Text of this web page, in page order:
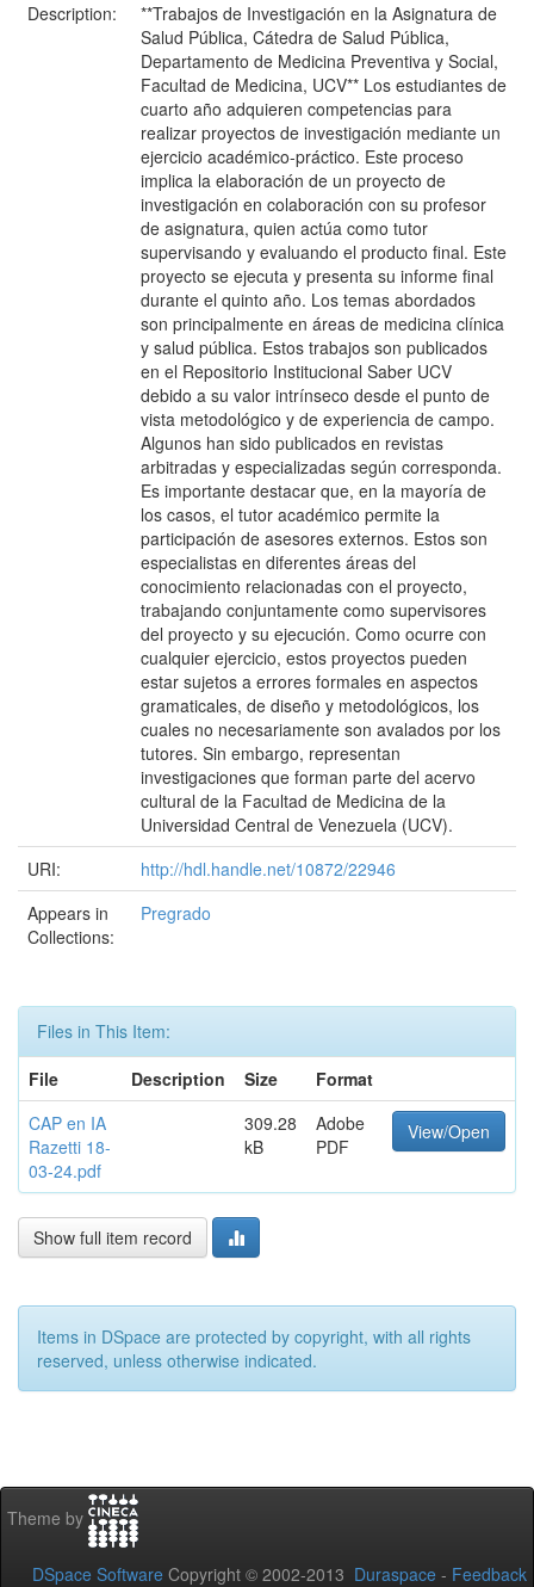
Description:
**Trabajos de Investigación en la Asignatura de
Salud Pública, Cátedra de Salud Pública,
Departamento de Medicina Preventiva y Social,
Facultad de Medicina, UCV** Los estudiantes de
cuarto año adquieren competencias para
realizar proyectos de investigación mediante un
ejercicio académico-práctico. Este proceso
implica la elaboración de un proyecto de
investigación en colaboración con su profesor
de asignatura, quien actúa como tutor
supervisando y evaluando el producto final. Este
proyecto se ejecuta y presenta su informe final
durante el quinto año. Los temas abordados
son principalmente en áreas de medicina clínica
y salud pública. Estos trabajos son publicados
en el Repositorio Institucional Saber UCV
debido a su valor intrínseco desde el punto de
vista metodológico y de experiencia de campo.
Algunos han sido publicados en revistas
arbitradas y especializadas según corresponda.
Es importante destacar que, en la mayoría de
los casos, el tutor académico permite la
participación de asesores externos. Estos son
especialistas en diferentes áreas del
conocimiento relacionadas con el proyecto,
trabajando conjuntamente como supervisores
del proyecto y su ejecución. Como ocurre con
cualquier ejercicio, estos proyectos pueden
estar sujetos a errores formales en aspectos
gramaticales, de diseño y metodológicos, los
cuales no necesariamente son avalados por los
tutores. Sin embargo, representan
investigaciones que forman parte del acervo
cultural de la Facultad de Medicina de la
Universidad Central de Venezuela (UCV).
URI:
http://hdl.handle.net/10872/22946
Appears in
Collections:
Pregrado
Files in This Item:
File
Description Size
Format
CAP en IA
Razetti 18-
03-24.pdf
309.28
kB
Adobe
PDF
View/Open
Show full item record
Items in DSpace are protected by copyright, with all rights
reserved, unless otherwise indicated.
Theme by
DSpace Software Copyright © 2002-2013 Duraspace - Feedback